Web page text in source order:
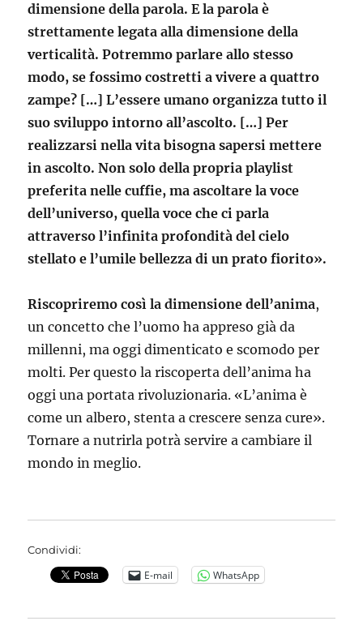
dimensione della parola. E la parola è
strettamente legata alla dimensione della
verticalità. Potremmo parlare allo stesso
modo, se fossimo costretti a vivere a quattro
zampe? […] L’essere umano organizza tutto il
suo sviluppo intorno all’ascolto. […] Per
realizzarsi nella vita bisogna sapersi mettere
in ascolto. Non solo della propria playlist
preferita nelle cuffie, ma ascoltare la voce
dell’universo, quella voce che ci parla
attraverso l’infinita profondità del cielo
stellato e l’umile bellezza di un prato fiorito».
Riscopriremo così la dimensione dell’anima,
un concetto che l’uomo ha appreso già da
millenni, ma oggi dimenticato e scomodo per
molti. Per questo la riscoperta dell’anima ha
oggi una portata rivoluzionaria. «L’anima è
come un albero, stenta a crescere senza cure».
Tornare a nutrirla potrà servire a cambiare il
mondo in meglio.
Condividi:
E-mail WhatsApp